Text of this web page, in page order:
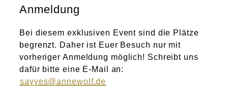
Anmeldung
Bei diesem exklusiven Event sind die Plätze
begrenzt. Daher ist Euer Besuch nur mit
vorheriger Anmeldung möglich! Schreibt uns
dafür bitte eine E-Mail an:
sayyes@annewolf.de